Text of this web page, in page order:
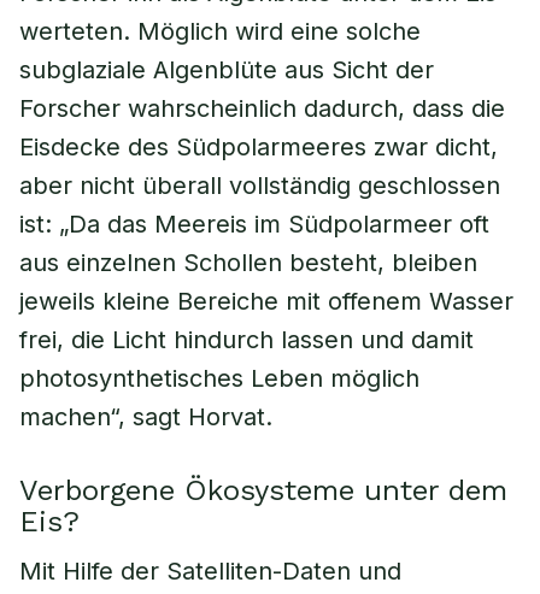
werteten. Möglich wird eine solche
subglaziale Algenblüte aus Sicht der
Forscher wahrscheinlich dadurch, dass die
Eisdecke des Südpolarmeeres zwar dicht,
aber nicht überall vollständig geschlossen
ist: „Da das Meereis im Südpolarmeer oft
aus einzelnen Schollen besteht, bleiben
jeweils kleine Bereiche mit offenem Wasser
frei, die Licht hindurch lassen und damit
photosynthetisches Leben möglich
machen“, sagt Horvat.
Verborgene Ökosysteme unter dem
Eis?
Mit Hilfe der Satelliten-Daten und